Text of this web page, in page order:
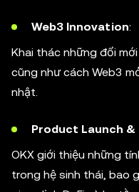
Web3 Innovation:
Khai thác những đổi mới
cũng như cách Web3
nhật.
Product Launch &
OKX giới thiệu những
trong hệ sinh thái, bao